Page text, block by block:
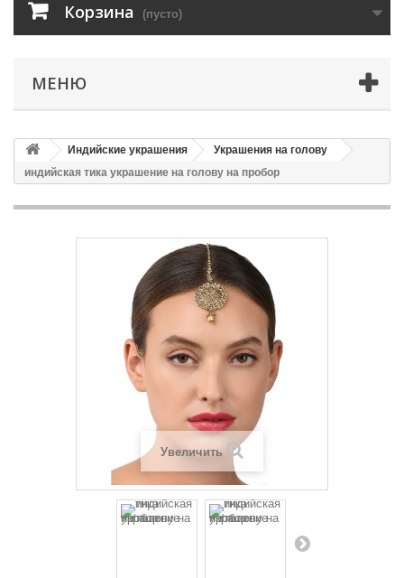
Корзина (пусто)
МЕНЮ
Индийские украшения
Украшения на голову
индийская тика украшение на голову на пробор
Увеличить